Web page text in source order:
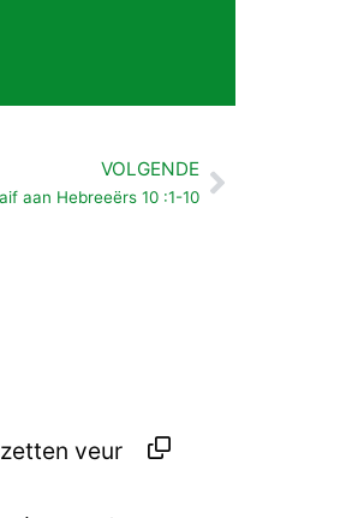
VOLGENDE
aan Hebreeërs 10 :1-10Volgende
veur